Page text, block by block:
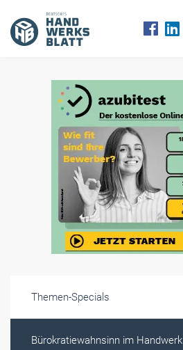
Themen-Specials
Bürokratiewahnsinn im Handwerk